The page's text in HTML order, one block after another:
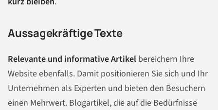
Aussagekräftige Texte
Relevante und informative Artikel bereichern Ihre
Website ebenfalls. Damit positionieren Sie sich und Ihr
Unternehmen als Experten und bieten den Besuchern
einen Mehrwert. Blogartikel, die auf die Bedürfnisse